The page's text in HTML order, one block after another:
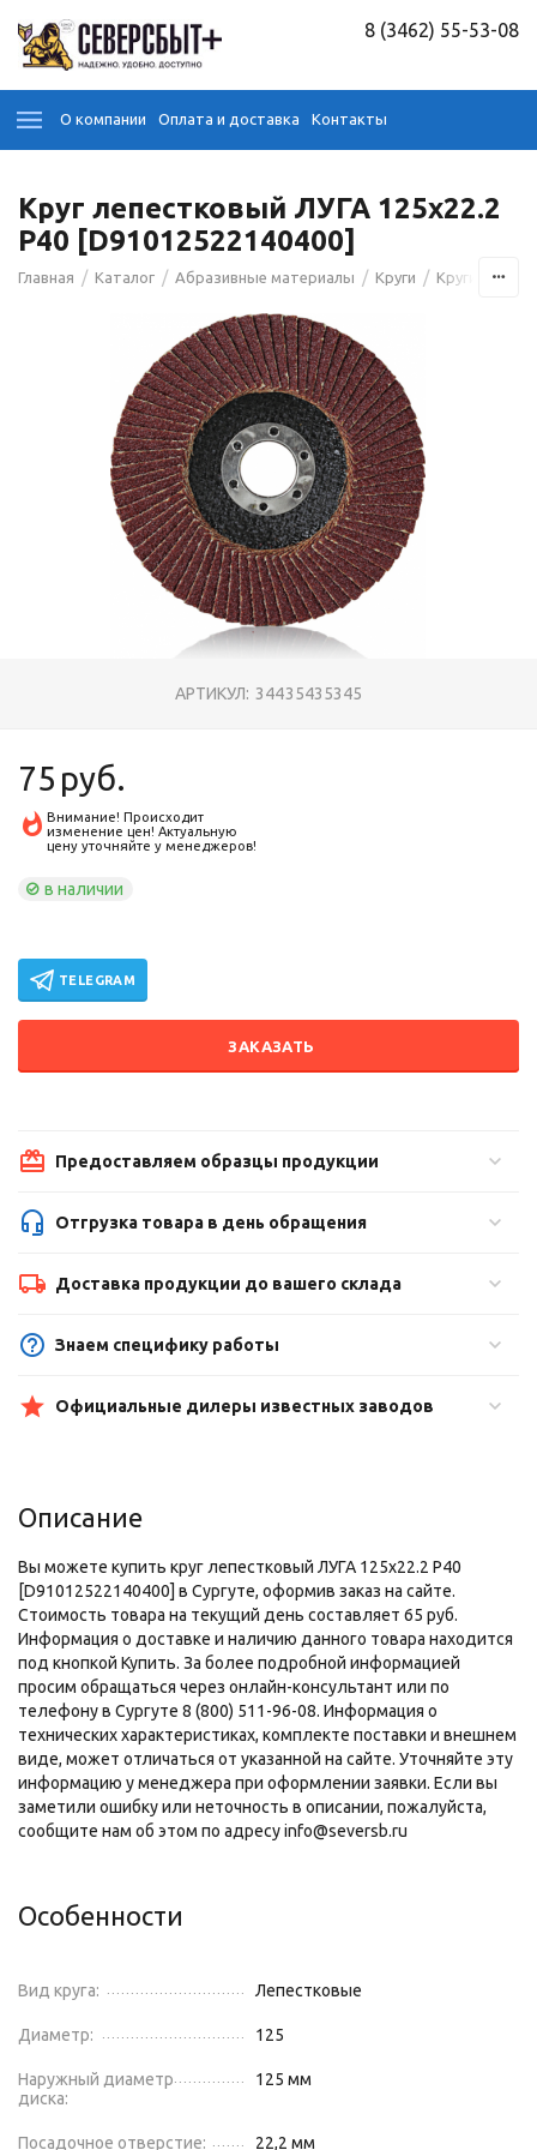
8 (3462) 55-53-08
О компании Оплата и доставка Контакты
Круг лепестковый ЛУГА 125х22.2
Р40 [D91012522140400]
Главная / Каталог / Абразивные материалы / Круги / Круги
АРТИКУЛ: 34435435345
75 руб.
Внимание! Происходит
изменение цен! Актуальную
цену уточняйте у менеджеров!
в наличии
TELEGRAM
ЗАКАЗАТЬ
Предоставляем образцы продукции
Отгрузка товара в день обращения
Доставка продукции до вашего склада
Знаем специфику работы
Официальные дилеры известных заводов
Описание
Вы можете купить круг лепестковый ЛУГА 125х22.2 Р40
[D91012522140400] в Сургуте, оформив заказ на сайте.
Стоимость товара на текущий день составляет 65 руб.
Информация о доставке и наличию данного товара находится
под кнопкой Купить. За более подробной информацией
просим обращаться через онлайн-консультант или по
телефону в Сургуте 8 (800) 511-96-08. Информация о
технических характеристиках, комплекте поставки и внешнем
виде, может отличаться от указанной на сайте. Уточняйте эту
информацию у менеджера при оформлении заявки. Если вы
заметили ошибку или неточность в описании, пожалуйста,
сообщите нам об этом по адресу info@seversb.ru
Особенности
Вид круга: Лепестковые
Диаметр: 125
Наружный диаметр
диска:
125 мм
Посадочное отверстие: 22,2 мм